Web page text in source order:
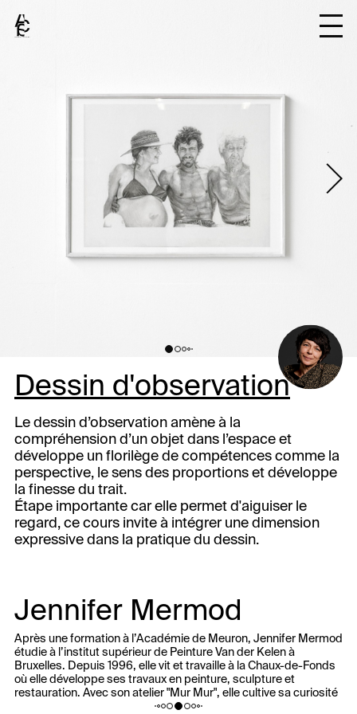
Dessin d'observation
Le dessin d’observation amène à la
compréhension d’un objet dans l’espace et
développe un florilège de compétences comme la
perspective, le sens des proportions et développe
la finesse du trait.
Étape importante car elle permet d'aiguiser le
regard, ce cours invite à intégrer une dimension
expressive dans la pratique du dessin.
Jennifer Mermod
Après une formation à l’Académie de Meuron, Jennifer Mermod
étudie à l’institut supérieur de Peinture Van der Kelen à
Bruxelles. Depuis 1996, elle vit et travaille à la Chaux-de-Fonds
où elle développe ses travaux en peinture, sculpture et
restauration. Avec son atelier "Mur Mur", elle cultive sa curiosité
et met ses compétences au service d'une clientèle variée